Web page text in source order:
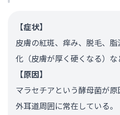
【症状】
皮膚の紅斑、痒み、脱毛、
化（皮膚が厚く硬くなる）な
【原因】
マラセチアという酵母菌が
外耳道周囲に常在している。